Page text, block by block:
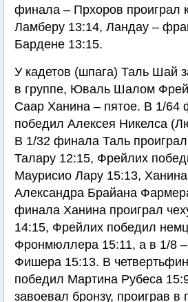
финала – Прхоров проиграл
Ламберу 13:14, Ландау –
Бардене 13:15.
У кадетов (шпага) Таль Шай
в группе, Юваль Шалом
Саар Ханина – пятое. В 1/64
победил Алексея Никелса
В 1/32 финала Таль
Талару 12:15, Фрейлих
Маурисио Лару 15:13,
Александра Брайана
финала Ханина проиграл
14:15, Фрейлих победил
Фронмюллера 15:11, а в 1/8
Фишера 15:13. В
победил Мартина Рубеса
завоевал бронзу, проиграв